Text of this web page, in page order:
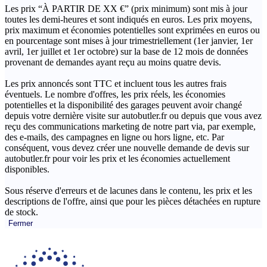
Les prix “À PARTIR DE XX €” (prix minimum) sont mis à jour
toutes les demi-heures et sont indiqués en euros. Les prix moyens,
prix maximum et économies potentielles sont exprimées en euros ou
en pourcentage sont mises à jour trimestriellement (1er janvier, 1er
avril, 1er juillet et 1er octobre) sur la base de 12 mois de données
provenant de demandes ayant reçu au moins quatre devis.
Les prix annoncés sont TTC et incluent tous les autres frais
éventuels. Le nombre d'offres, les prix réels, les économies
potentielles et la disponibilité des garages peuvent avoir changé
depuis votre dernière visite sur autobutler.fr ou depuis que vous avez
reçu des communications marketing de notre part via, par exemple,
des e-mails, des campagnes en ligne ou hors ligne, etc. Par
conséquent, vous devez créer une nouvelle demande de devis sur
autobutler.fr pour voir les prix et les économies actuellement
disponibles.
Sous réserve d'erreurs et de lacunes dans le contenu, les prix et les
descriptions de l'offre, ainsi que pour les pièces détachées en rupture
de stock.
Fermer